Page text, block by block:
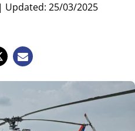
Updated: 25/03/2025